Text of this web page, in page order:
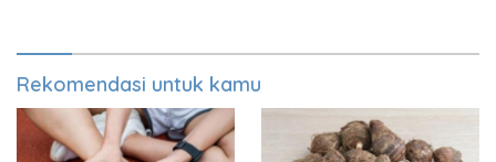
Rekomendasi untuk kamu